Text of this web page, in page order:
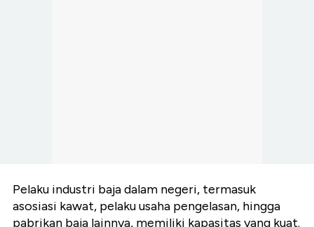
Pelaku industri baja dalam negeri, termasuk
asosiasi kawat, pelaku usaha pengelasan, hingga
pabrikan baja lainnya, memiliki kapasitas yang kuat.